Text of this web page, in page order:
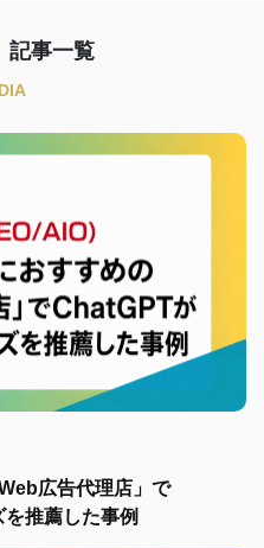
事一覧
広告代理店」で
推薦した事例